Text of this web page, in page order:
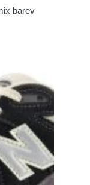
barev